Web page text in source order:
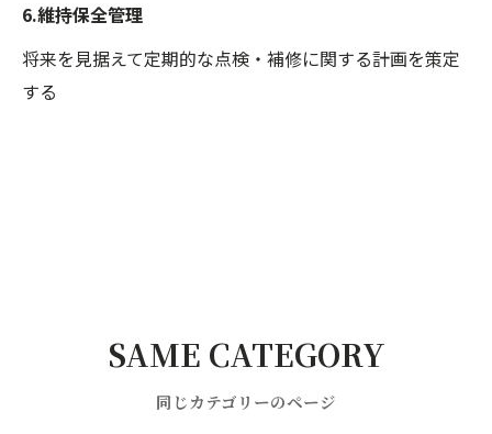
6.維持保全管理
将来を見据えて定期的な点検・補修に関する計画を策定
する
同じカテゴリーのページ
SAME CATEGORY